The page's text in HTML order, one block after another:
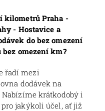
kilometrů Praha -
- Hostavice a
do bez omezení
omezení km?
řadí mezi
dodávek na
krátkodobý i
jakýkoli účel, ať již